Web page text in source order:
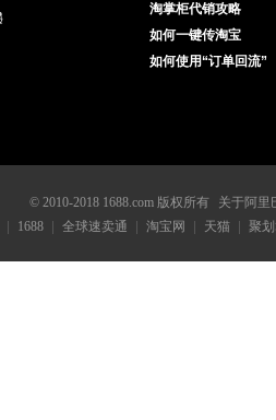
淘掌柜代销攻略
如何一键传淘宝
如何使用“订单回流”
© 2010-2018 1688.com 版权所有
关于阿里
1688 全球速卖通 淘宝网 天猫 聚